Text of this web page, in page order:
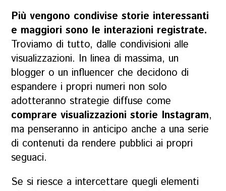
Più vengono condivise storie interessanti
e maggiori sono le interazioni registrate.
Troviamo di tutto, dalle condivisioni alle
visualizzazioni. In linea di massima, un
blogger o un influencer che decidono di
espandere i propri numeri non solo
adotteranno strategie diffuse come
comprare visualizzazioni storie Instagram,
ma penseranno in anticipo anche a una serie
di contenuti da rendere pubblici ai propri
seguaci.
Se si riesce a intercettare quegli elementi